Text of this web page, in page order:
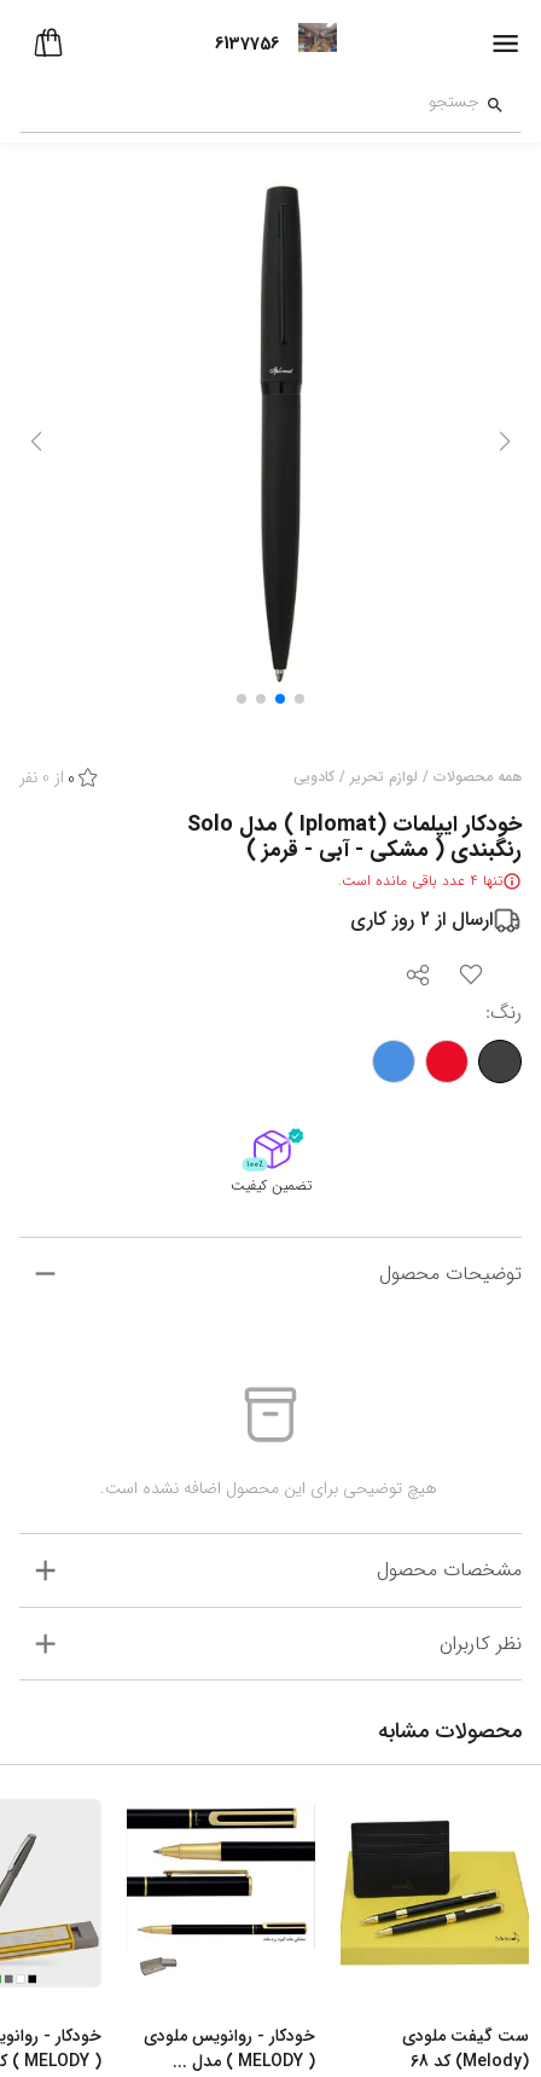
6137756
همه محصولات / لوازم تحریر / کادویی 0 از 0 نفر
خودکار ایپلمات (Iplomat ) مدل Solo
رنگبندی ( مشکی - آبی - قرمز )
تنها 4 عدد باقی مانده است.
ارسال از 2 روز کاری
رنگ:
تضمین کیفیت
توضیحات محصول
مشخصات محصول
نظر کاربران
محصولات مشابه
ست گیفت ملودی
(Melody) کد 68
خودکار - روانویس ملودی
( MELODY ) مدل
...
خودکار -
( MELODY ) کد 7